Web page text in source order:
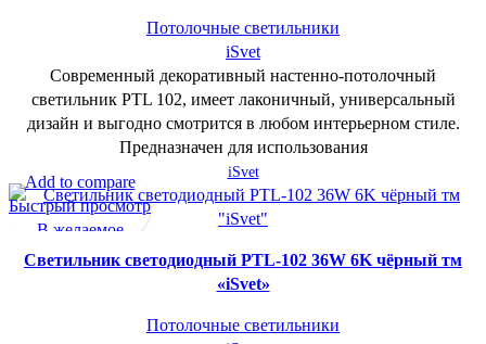
Потолочные светильники
iSvet
Современный декоративный настенно-потолочный
светильник PTL 102, имеет лаконичный, универсальный
дизайн и выгодно смотрится в любом интерьерном стиле.
Предназначен для использования
iSvet
Add to compare
Быстрый просмотр
В желаемое
Cветильник светодиодный PTL-102 36W 6K чёрный тм
«iSvet»
Потолочные светильники